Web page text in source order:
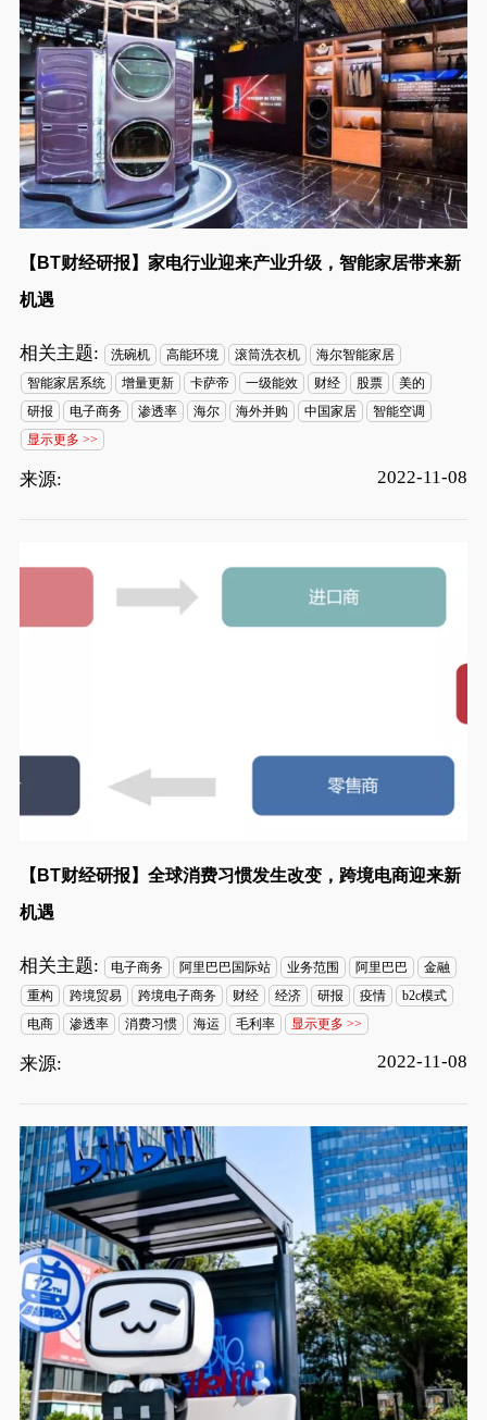
【BT财经研报】家电行业迎来产业升级，智能家居带来新
机遇
相关主题: 洗碗机 高能环境 滚筒洗衣机
海尔智能家居
智能家居系统
增量更新 卡萨帝 一级能效 财经 股票
美的
研报
电子商务 渗透率 海尔 海外并购 中国家居
智能空调
显示更多 >>
来源: 2022-11-08
【BT财经研报】全球消费习惯发生改变，跨境电商迎来新
机遇
相关主题: 电子商务 阿里巴巴国际站 业务范围 阿里巴巴
金融
重构
跨境贸易 跨境电子商务 财经 经济 研报 疫情
b2c模式
电商
渗透率 消费习惯 海运 毛利率 显示更多 >>
来源: 2022-11-08